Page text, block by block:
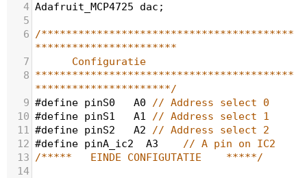
4 Adafruit_MCP4725 dac ;
5
6 /*****************************************
***********************
7
Configuratie
8 ******************************************
**********************/
9 #define pinS0 A0
// Address select 0
10 #define pinS1 A1
// Address select 1
11 #define pinS2 A2
// Address select 2
12 #define pinA_ic2 A3
// A pin on IC2
13 /*****   EINDE CONFIGUTATIE    *****/
14